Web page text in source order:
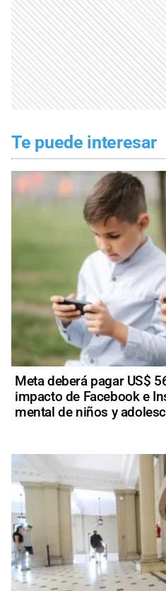
Te puede interesar
Meta deberá pagar US$
impacto de Facebook e
mental de niños y